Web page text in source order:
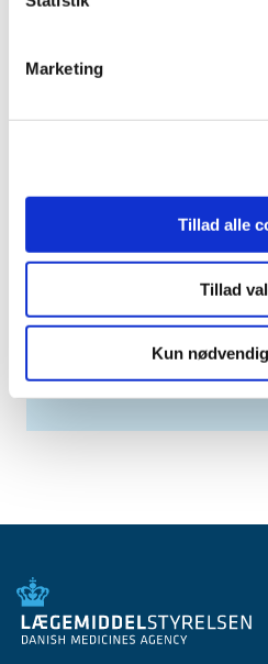
Marketing
Tillad alle
Tillad
Kun
2006 (9)
Meddelelser om forsyning af
Høringer på
Se Lægemiddelstyrelsens